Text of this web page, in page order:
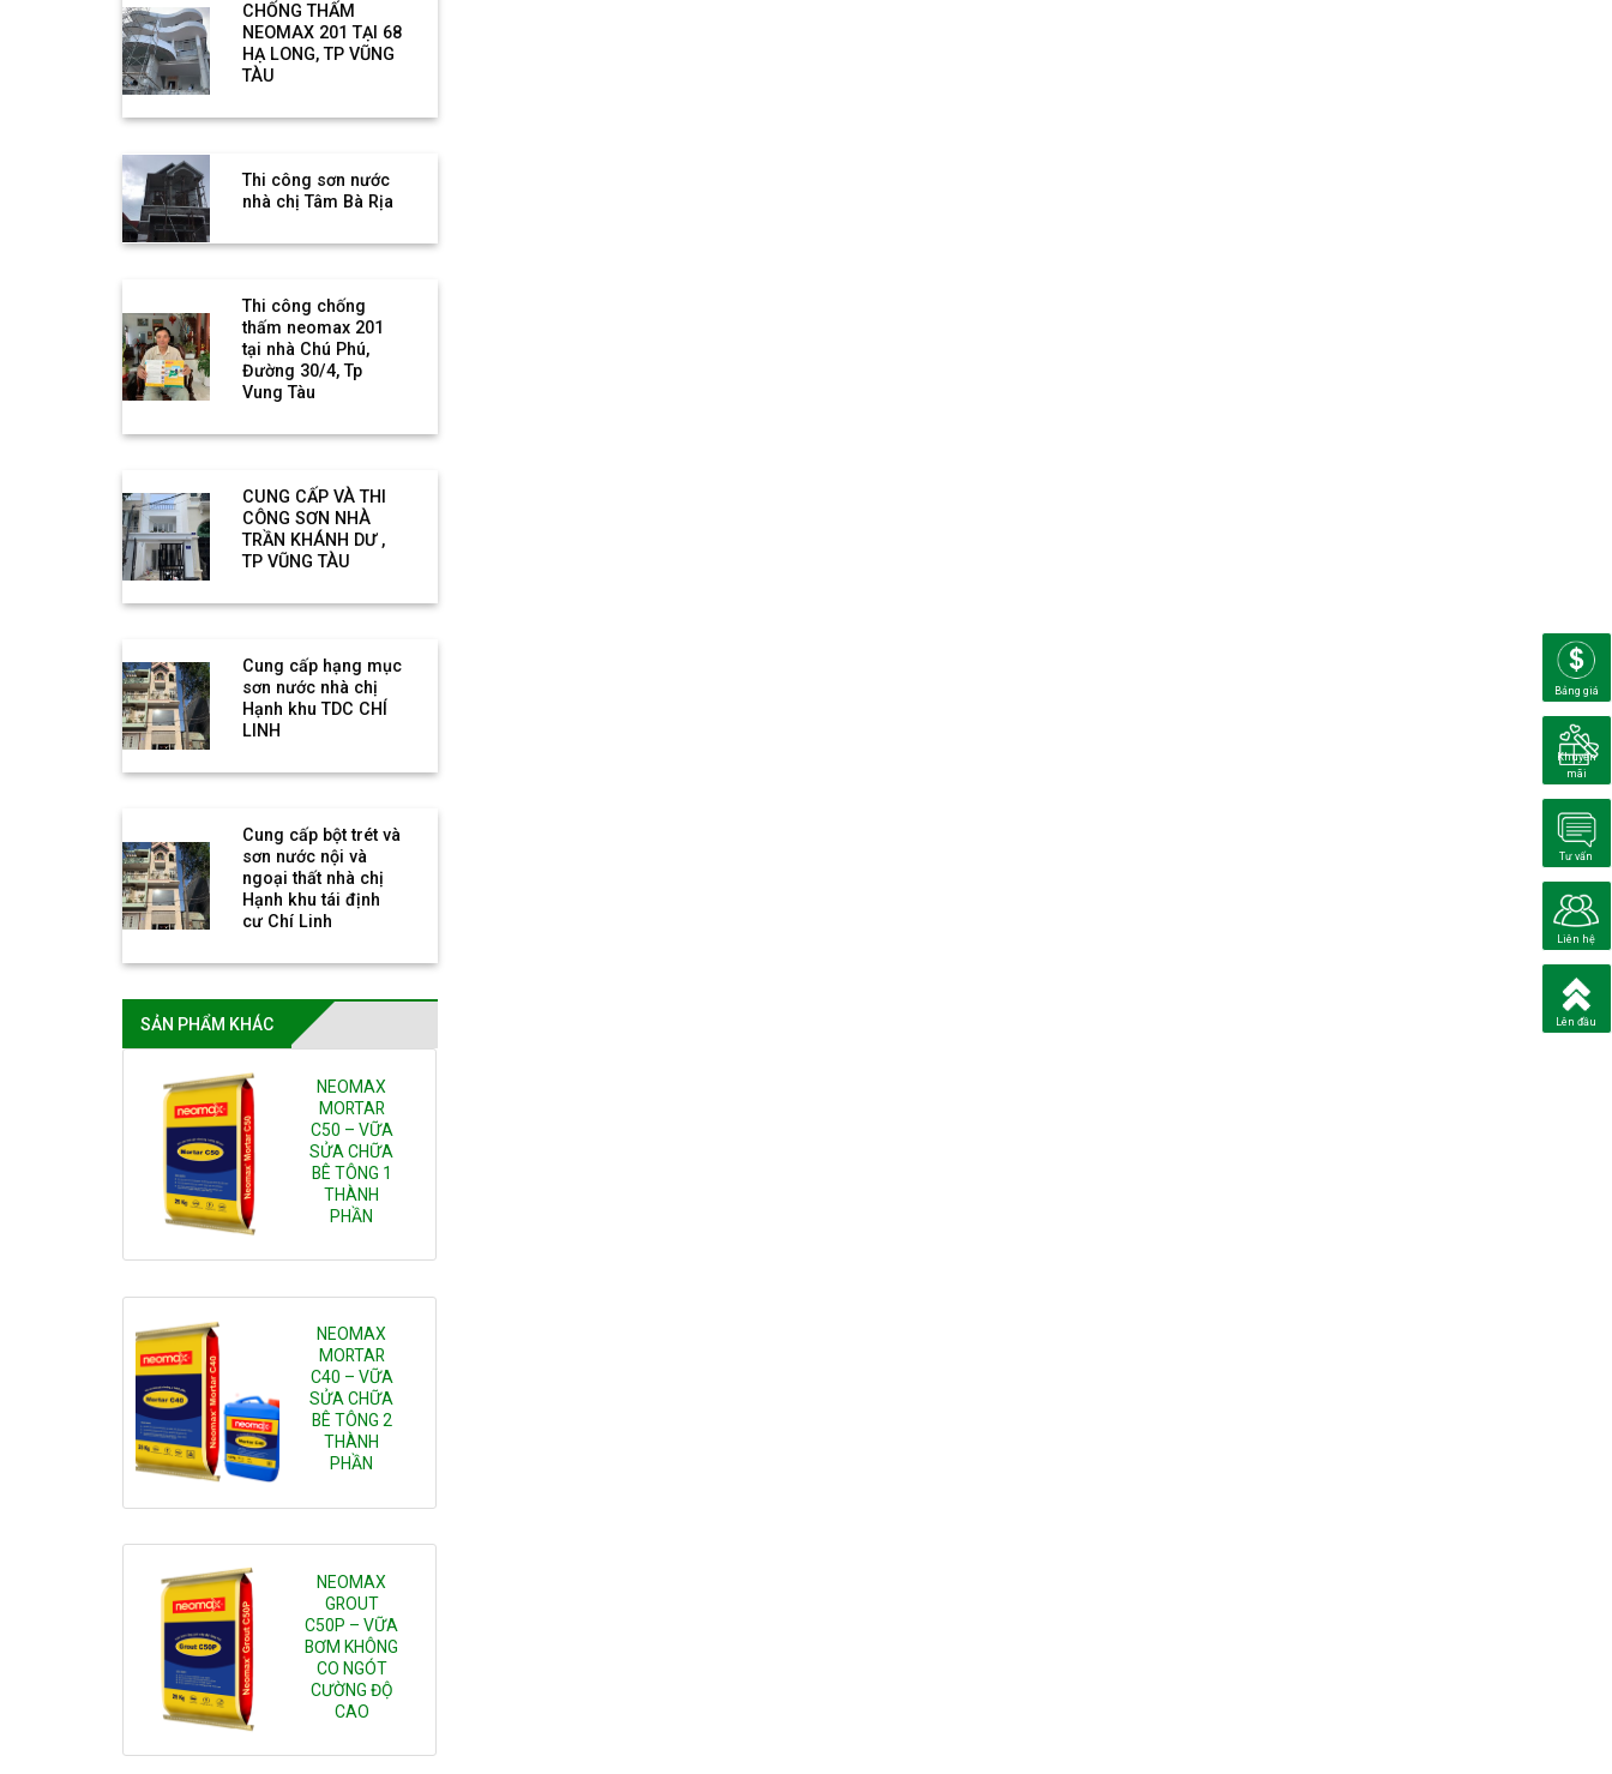
CHỐNG THẤM
NEOMAX 201 TẠI 68
HẠ LONG, TP VŨNG
TÀU
Thi công sơn nước
nhà chị Tâm Bà Rịa
Thi công chống
thấm neomax 201
tại nhà Chú Phú,
Đường 30/4, Tp
Vung Tàu
CUNG CẤP VÀ THI
CÔNG SƠN NHÀ
TRẦN KHÁNH DƯ ,
TP VŨNG TÀU
Cung cấp hạng mục
sơn nước nhà chị
Hạnh khu TDC CHÍ
LINH
Cung cấp bột trét và
sơn nước nội và
ngoại thất nhà chị
Hạnh khu tái định
cư Chí Linh
SẢN PHẨM KHÁC
Add to
wishlist
NEOMAX
MORTAR
C50 – VỮA
SỬA CHỮA
BÊ TÔNG 1
THÀNH
PHẦN
Add to
wishlist
NEOMAX
MORTAR
C40 – VỮA
SỬA CHỮA
BÊ TÔNG 2
THÀNH
PHẦN
Add to
wishlist
NEOMAX
GROUT
C50P – VỮA
BƠM KHÔNG
CO NGÓT
CƯỜNG ĐỘ
CAO
Bảng giá
Khuyến
mãi
Tư vấn
Liên hệ
Lên đầu